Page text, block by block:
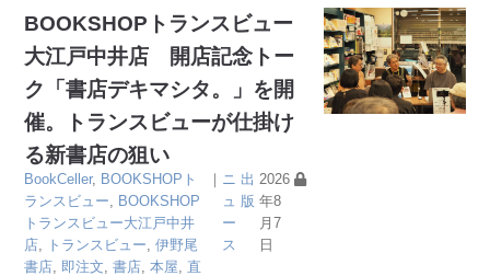
BOOKSHOPトランスビュー
大江戸中井店 開店記念トー
ク「書店デキマシタ。」を開
催。トランスビューが仕掛け
る新書店の狙い
BookCeller, BOOKSHOPト
ランスビュー
BOOKSHOP
トランスビュー大江戸中井
店
トランスビュー ,伊野尾
書店
即注文 ,書店 ,本屋
直
｜ ニ
ュ
ー
ス
出
版
2026
年8
月7
日